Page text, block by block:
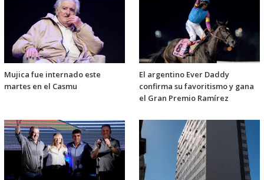
Mujica fue internado este
martes en el Casmu
El argentino Ever Daddy
confirma su favoritismo y gana
el Gran Premio Ramírez